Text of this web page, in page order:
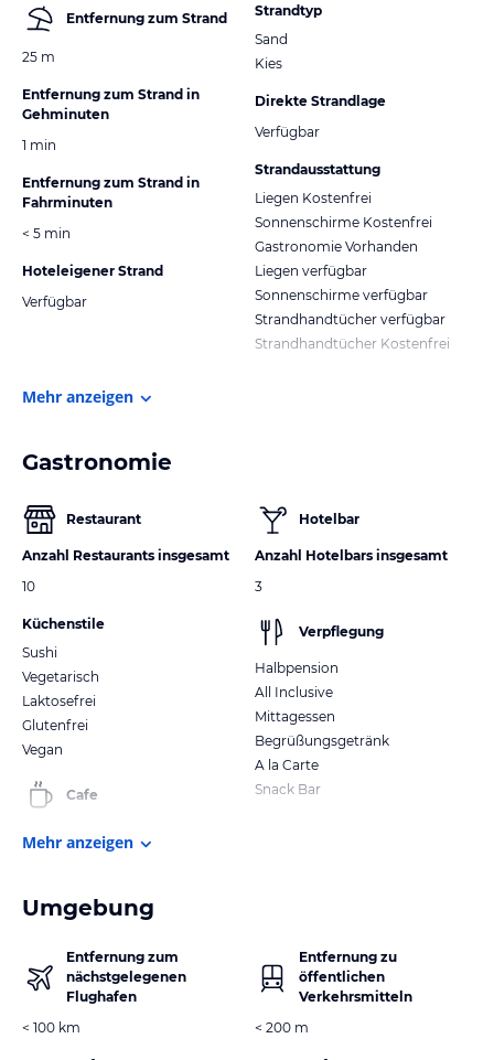
Entfernung zum Strand
25 m
Entfernung zum Strand in
Gehminuten
1 min
Entfernung zum Strand in
Fahrminuten
< 5 min
Hoteleigener Strand
Verfügbar
Strandtyp
Sand
Kies
Direkte Strandlage
Verfügbar
Strandausstattung
Liegen Kostenfrei
Sonnenschirme Kostenfrei
Gastronomie Vorhanden
Liegen verfügbar
Sonnenschirme verfügbar
Strandhandtücher verfügbar
Strandhandtücher Kostenfrei
Mehr anzeigen
Gastronomie
Restaurant
Anzahl Restaurants insgesamt
10
Küchenstile
Sushi
Vegetarisch
Laktosefrei
Glutenfrei
Vegan
Cafe
Hotelbar
Anzahl Hotelbars insgesamt
3
Verpflegung
Halbpension
All Inclusive
Mittagessen
Begrüßungsgetränk
A la Carte
Snack Bar
Mehr anzeigen
Umgebung
Entfernung zum
nächstgelegenen
Flughafen
< 100 km
Entfernung zu
öffentlichen
Verkehrsmitteln
< 200 m